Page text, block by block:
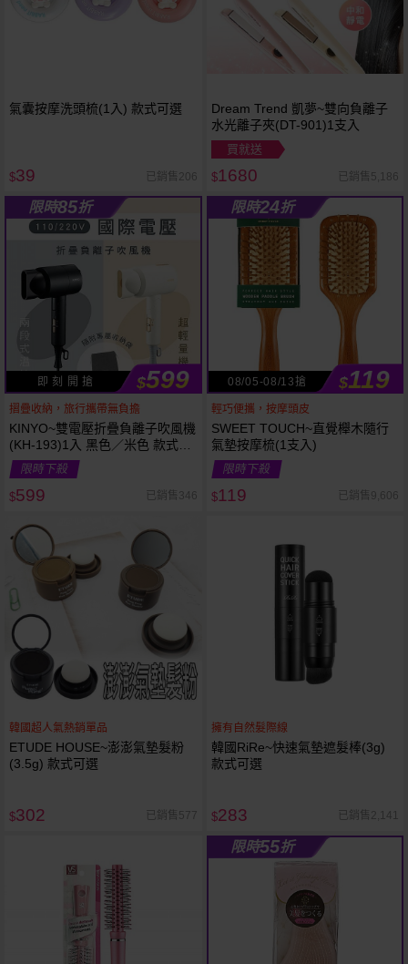
氣囊按摩洗頭梳(1入) 款式可選
$39 已銷售206
Dream Trend 凱夢~雙向負離子
水光離子夾(DT-901)1支入
買就送
$1680 已銷售5,186
限時85折
即 刻 開 搶 $599
摺疊收納，旅行攜帶無負擔
KINYO~雙電壓折疊負離子吹風機
(KH-193)1入 黑色／米色 款式可
選 附專屬收納袋
限時下殺
$599 已銷售346
限時24折
08/05-08/13搶 $119
輕巧便攜，按摩頭皮
SWEET TOUCH~直覺櫸木隨行
氣墊按摩梳(1支入)
限時下殺
$119 已銷售9,606
韓國超人氣熱銷單品
ETUDE HOUSE~澎澎氣墊髮粉
(3.5g) 款式可選
$302 已銷售577
擁有自然髮際線
韓國RiRe~快速氣墊遮髮棒(3g)
款式可選
$283 已銷售2,141
限時55折